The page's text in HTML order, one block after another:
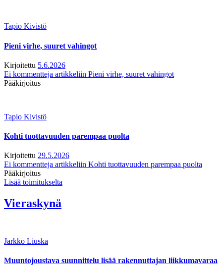
Tapio Kivistö
Pieni virhe, suuret vahingot
Kirjoitettu 5.6.2026
Ei kommentteja artikkeliin Pieni virhe, suuret vahingot
Pääkirjoitus
Tapio Kivistö
Kohti tuottavuuden parempaa puolta
Kirjoitettu 29.5.2026
Ei kommentteja artikkeliin Kohti tuottavuuden parempaa puolta
Pääkirjoitus
Lisää toimitukselta
Vieraskynä
Jarkko Liuska
Muuntojoustava suunnittelu lisää rakennuttajan liikkumavaraa